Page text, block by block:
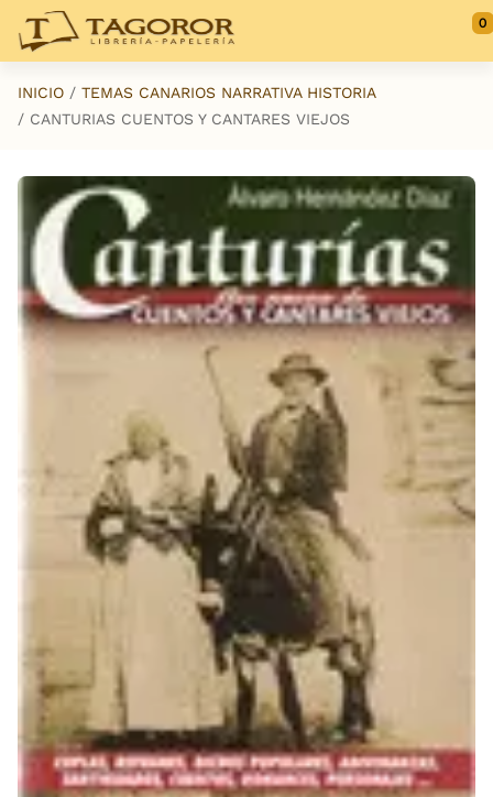
Saltar al contenido principal
0
INICIO
TEMAS CANARIOS NARRATIVA HISTORIA
CANTURIAS CUENTOS Y CANTARES VIEJOS